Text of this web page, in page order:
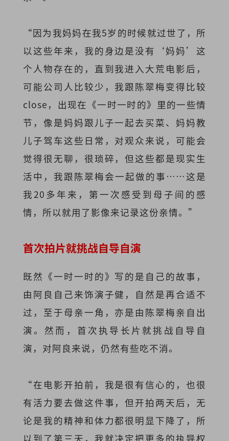
“因为我妈妈在我5岁的时候就过世了，所
以这些年来，我的身边是没有‘妈妈’这
个人物存在的，直到我进入大荒电影后，
可能公司人比较少，我跟陈翠梅变得比较
close，出现在《一时一时的》里的一些情
节，像是妈妈跟儿子一起去买菜、妈妈教
儿子驾车这些日常，对观众来说，可能会
觉得很无聊，很琐碎，但这些都是现实生
活中，我跟陈翠梅会一起做的事……这是
我20多年来，第一次感受到母子间的感
情，所以就用了影像来记录这份亲情。”
首次拍片就挑战自导自演
既然《一时一时的》写的是自己的故事，
由阿良自己来饰演子健，自然是再合适不
过，至于母亲一角，亦是由陈翠梅亲自出
演。然而，首次执导长片就挑战自导自
演，对阿良来说，仍然有些吃不消。
“在电影开拍前，我是很有信心的，也很
有活力要去做这件事，但开拍两天后，无
论是我的精神和体力都很明显下降了，所
以到了第三天，我就决定把更多的执导权